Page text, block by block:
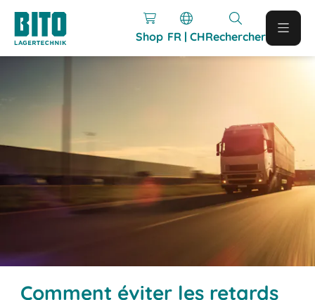
Shop FR | CHRechercher
Comment éviter les retards